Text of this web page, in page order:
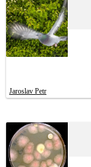
Jaroslav Petr